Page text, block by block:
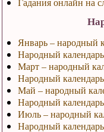
Январь – народный
Народный
Март – народный
Народный
Май – народный
Народный
Июль – народный
Народный